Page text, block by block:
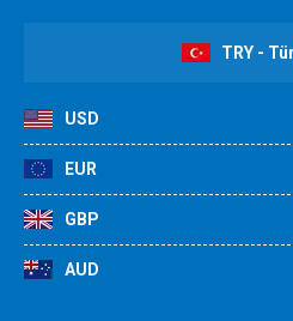
TRY -
USD
EUR
GBP
AUD